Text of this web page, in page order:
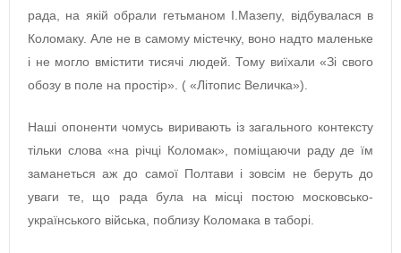
рада, на якій обрали гетьманом І.Мазепу, відбувалася в
Коломаку. Але не в самому містечку, воно надто маленьке
і не могло вмістити тисячі людей. Тому виїхали «Зі свого
обозу в поле на простір». ( «Літопис Величка»).
Наші опоненти чомусь виривають із загального контексту
тільки слова «на річці Коломак», поміщаючи раду де їм
заманеться аж до самої Полтави і зовсім не беруть до
уваги те, що рада була на місці постою московсько-
українського війська, поблизу Коломака в таборі.